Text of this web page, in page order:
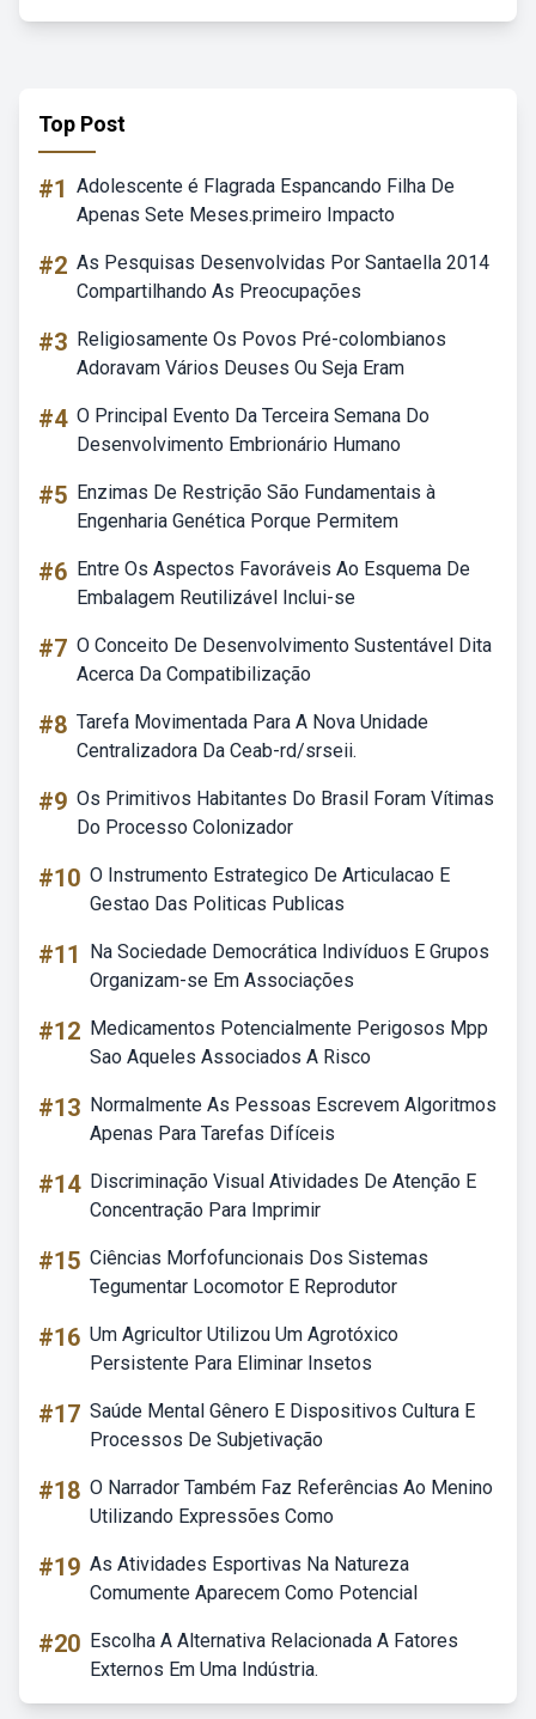
Top Post
#1 Adolescente é Flagrada Espancando Filha De
Apenas Sete Meses.primeiro Impacto
#2 As Pesquisas Desenvolvidas Por Santaella 2014
Compartilhando As Preocupações
#3 Religiosamente Os Povos Pré-colombianos
Adoravam Vários Deuses Ou Seja Eram
#4 O Principal Evento Da Terceira Semana Do
Desenvolvimento Embrionário Humano
#5 Enzimas De Restrição São Fundamentais à
Engenharia Genética Porque Permitem
#6 Entre Os Aspectos Favoráveis Ao Esquema De
Embalagem Reutilizável Inclui-se
#7 O Conceito De Desenvolvimento Sustentável Dita
Acerca Da Compatibilização
#8 Tarefa Movimentada Para A Nova Unidade
Centralizadora Da Ceab-rd/srseii.
#9 Os Primitivos Habitantes Do Brasil Foram Vítimas
Do Processo Colonizador
#10 O Instrumento Estrategico De Articulacao E
Gestao Das Politicas Publicas
#11
Na Sociedade Democrática Indivíduos E Grupos
Organizam-se Em Associações
#12 Medicamentos Potencialmente Perigosos Mpp
Sao Aqueles Associados A Risco
#13 Normalmente As Pessoas Escrevem Algoritmos
Apenas Para Tarefas Difíceis
#14 Discriminação Visual Atividades De Atenção E
Concentração Para Imprimir
#15 Ciências Morfofuncionais Dos Sistemas
Tegumentar Locomotor E Reprodutor
#16 Um Agricultor Utilizou Um Agrotóxico
Persistente Para Eliminar Insetos
#17 Saúde Mental Gênero E Dispositivos Cultura E
Processos De Subjetivação
#18 O Narrador Também Faz Referências Ao Menino
Utilizando Expressões Como
#19 As Atividades Esportivas Na Natureza
Comumente Aparecem Como Potencial
#20 Escolha A Alternativa Relacionada A Fatores
Externos Em Uma Indústria.